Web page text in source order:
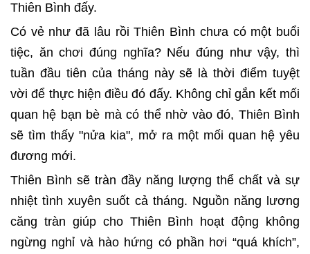
Thiên Bình đấy.
Có vẻ như đã lâu rồi Thiên Bình chưa có một buổi
tiệc, ăn chơi đúng nghĩa? Nếu đúng như vậy, thì
tuần đầu tiên của tháng này sẽ là thời điểm tuyệt
vời để thực hiện điều đó đấy. Không chỉ gắn kết mối
quan hệ bạn bè mà có thể nhờ vào đó, Thiên Bình
sẽ tìm thấy "nửa kia", mở ra một mối quan hệ yêu
đương mới.
Thiên Bình sẽ tràn đầy năng lượng thể chất và sự
nhiệt tình xuyên suốt cả tháng. Nguồn năng lương
căng tràn giúp cho Thiên Bình hoạt động không
ngừng nghỉ và hào hứng có phần hơi “quá khích”,